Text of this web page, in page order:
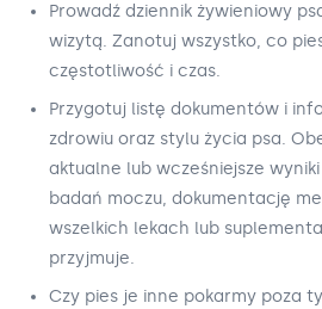
Prowadź dziennik żywieniowy
wizytą. Zanotuj wszystko, co
częstotliwość i czas.
Przygotuj listę dokumentów i
zdrowiu oraz stylu życia psa.
aktualne lub wcześniejsze
badań moczu, dokumentację
wszelkich lekach lub
przyjmuje.
Czy pies je inne pokarmy poza